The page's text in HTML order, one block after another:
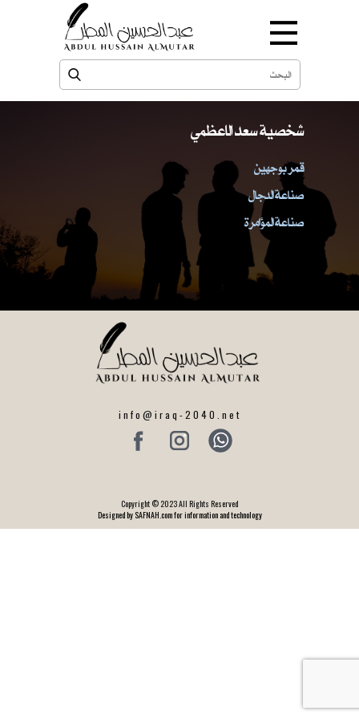
شخصية سعد الاعظمي
قمر بوجهين
صناعة الدجال
صناعة المؤامرة
info@iraq-2040.net
Copyright © 2023 All Rights Reserved
Designed by SAFNAH.com for information and technology